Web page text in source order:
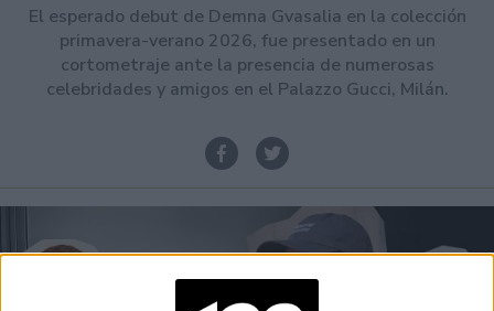
El esperado debut de Demna Gvasalia en la colección
primavera-verano 2026, fue presentado en un
cortometraje ante la presencia de numerosas
celebridades y amigos en el Palazzo Gucci, Milán.